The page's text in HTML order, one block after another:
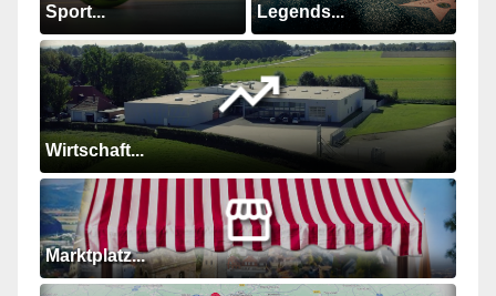
Sport... Legends...
Wirtschaft...
Marktplatz...